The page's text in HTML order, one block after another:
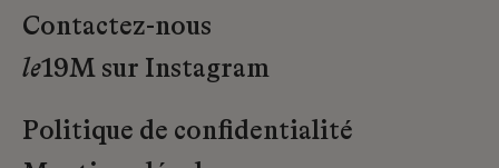
Contactez-nous
le19M sur Instagram
Politique de confidentialité